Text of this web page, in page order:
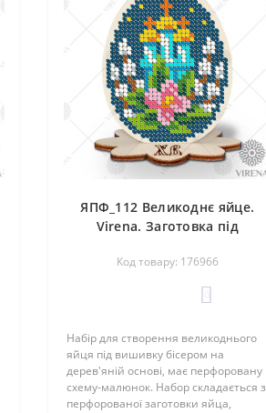
ЯПФ_112 Великоднє яйце.
Virena. Заготовка під
Код товару: 176966
Набір для створення великоднього
яйця під вишивку бісером на
дерев'яній основі, має перфоровану
схему-малюнок. Набор складається з
перфорованої заготовки яйца,